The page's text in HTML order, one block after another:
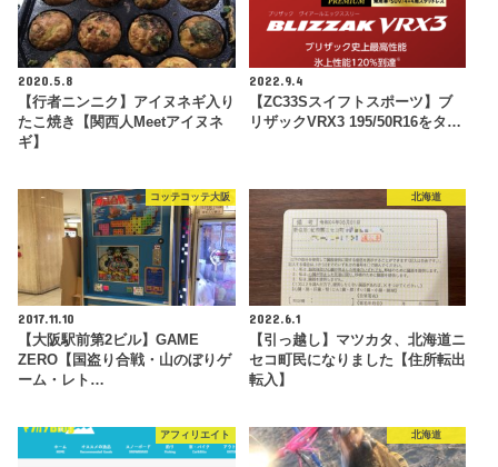
2020.5.8
【行者ニンニク】アイヌネギ入り
たこ焼き【関西人Meetアイヌネ
ギ】
2022.9.4
【ZC33Sスイフトスポーツ】ブ
リザックVRX3 195/50R16をタ…
コッテコッテ大阪
2017.11.10
【大阪駅前第2ビル】GAME
ZERO【国盗り合戦・山のぼりゲ
ーム・レト…
北海道
2022.6.1
【引っ越し】マツカタ、北海道ニ
セコ町民になりました【住所転出
転入】
アフィリエイト 北海道